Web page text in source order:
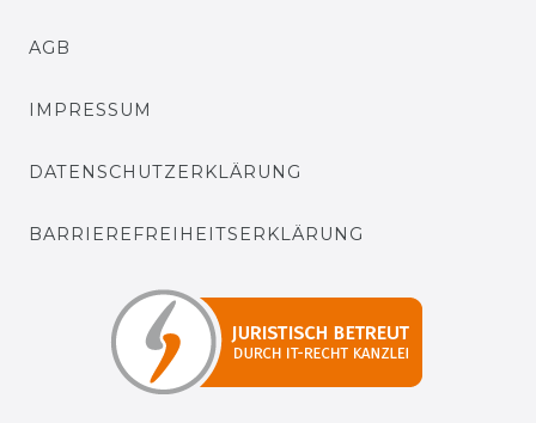
AGB
IMPRESSUM
DATENSCHUTZERKLÄRUNG
BARRIEREFREIHEITSERKLÄRUNG